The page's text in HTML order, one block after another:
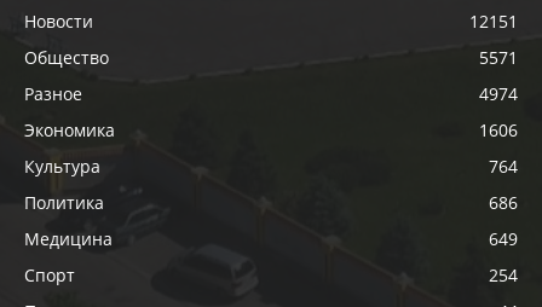
Новости
12151
Общество
5571
Разное
4974
Экономика
1606
Культура
764
Политика
686
Медицина
649
Спорт
254